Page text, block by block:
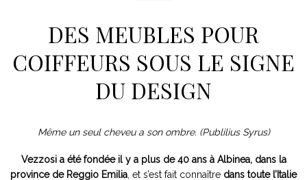
DES MEUBLES POUR
COIFFEURS SOUS LE SIGNE
DU DESIGN
Même un seul cheveu a son ombre. (Publilius Syrus)
Vezzosi a été fondée il y a plus de 40 ans à Albinea, dans la
province de Reggio Emilia , et s’est fait connaître dans toute l’Italie